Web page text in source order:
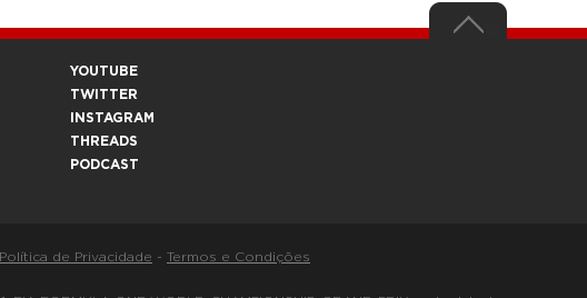
YOUTUBE
TWITTER
INSTAGRAM
THREADS
PODCAST
Política de Privacidade - Termos e Condições